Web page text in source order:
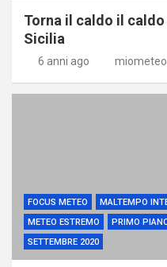
Torna il caldo il
Sicilia
6 anni ago miometeo
FOCUS METEO MALTEMPO
METEO ESTREMO
PRIMO
SETTEMBRE 2020